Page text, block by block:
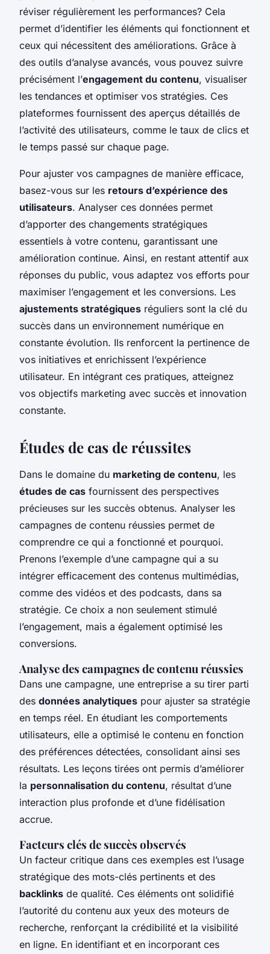
réviser régulièrement les performances? Cela
permet d’identifier les éléments qui fonctionnent et
ceux qui nécessitent des améliorations. Grâce à
des outils d’analyse avancés, vous pouvez suivre
précisément l’engagement du contenu, visualiser
les tendances et optimiser vos stratégies. Ces
plateformes fournissent des aperçus détaillés de
l’activité des utilisateurs, comme le taux de clics et
le temps passé sur chaque page.
Pour ajuster vos campagnes de manière efficace,
basez-vous sur les retours d’expérience des
utilisateurs. Analyser ces données permet
d’apporter des changements stratégiques
essentiels à votre contenu, garantissant une
amélioration continue. Ainsi, en restant attentif aux
réponses du public, vous adaptez vos efforts pour
maximiser l’engagement et les conversions. Les
ajustements stratégiques réguliers sont la clé du
succès dans un environnement numérique en
constante évolution. Ils renforcent la pertinence de
vos initiatives et enrichissent l’expérience
utilisateur. En intégrant ces pratiques, atteignez
vos objectifs marketing avec succès et innovation
constante.
Études de cas de réussites
Dans le domaine du marketing de contenu, les
études de cas fournissent des perspectives
précieuses sur les succès obtenus. Analyser les
campagnes de contenu réussies permet de
comprendre ce qui a fonctionné et pourquoi.
Prenons l’exemple d’une campagne qui a su
intégrer efficacement des contenus multimédias,
comme des vidéos et des podcasts, dans sa
stratégie. Ce choix a non seulement stimulé
l’engagement, mais a également optimisé les
conversions.
Analyse des campagnes de contenu réussies
Dans une campagne, une entreprise a su tirer parti
des données analytiques pour ajuster sa stratégie
en temps réel. En étudiant les comportements
utilisateurs, elle a optimisé le contenu en fonction
des préférences détectées, consolidant ainsi ses
résultats. Les leçons tirées ont permis d’améliorer
la personnalisation du contenu, résultat d’une
interaction plus profonde et d’une fidélisation
accrue.
Facteurs clés de succès observés
Un facteur critique dans ces exemples est l’usage
stratégique des mots-clés pertinents et des
backlinks de qualité. Ces éléments ont solidifié
l’autorité du contenu aux yeux des moteurs de
recherche, renforçant la crédibilité et la visibilité
en ligne. En identifiant et en incorporant ces